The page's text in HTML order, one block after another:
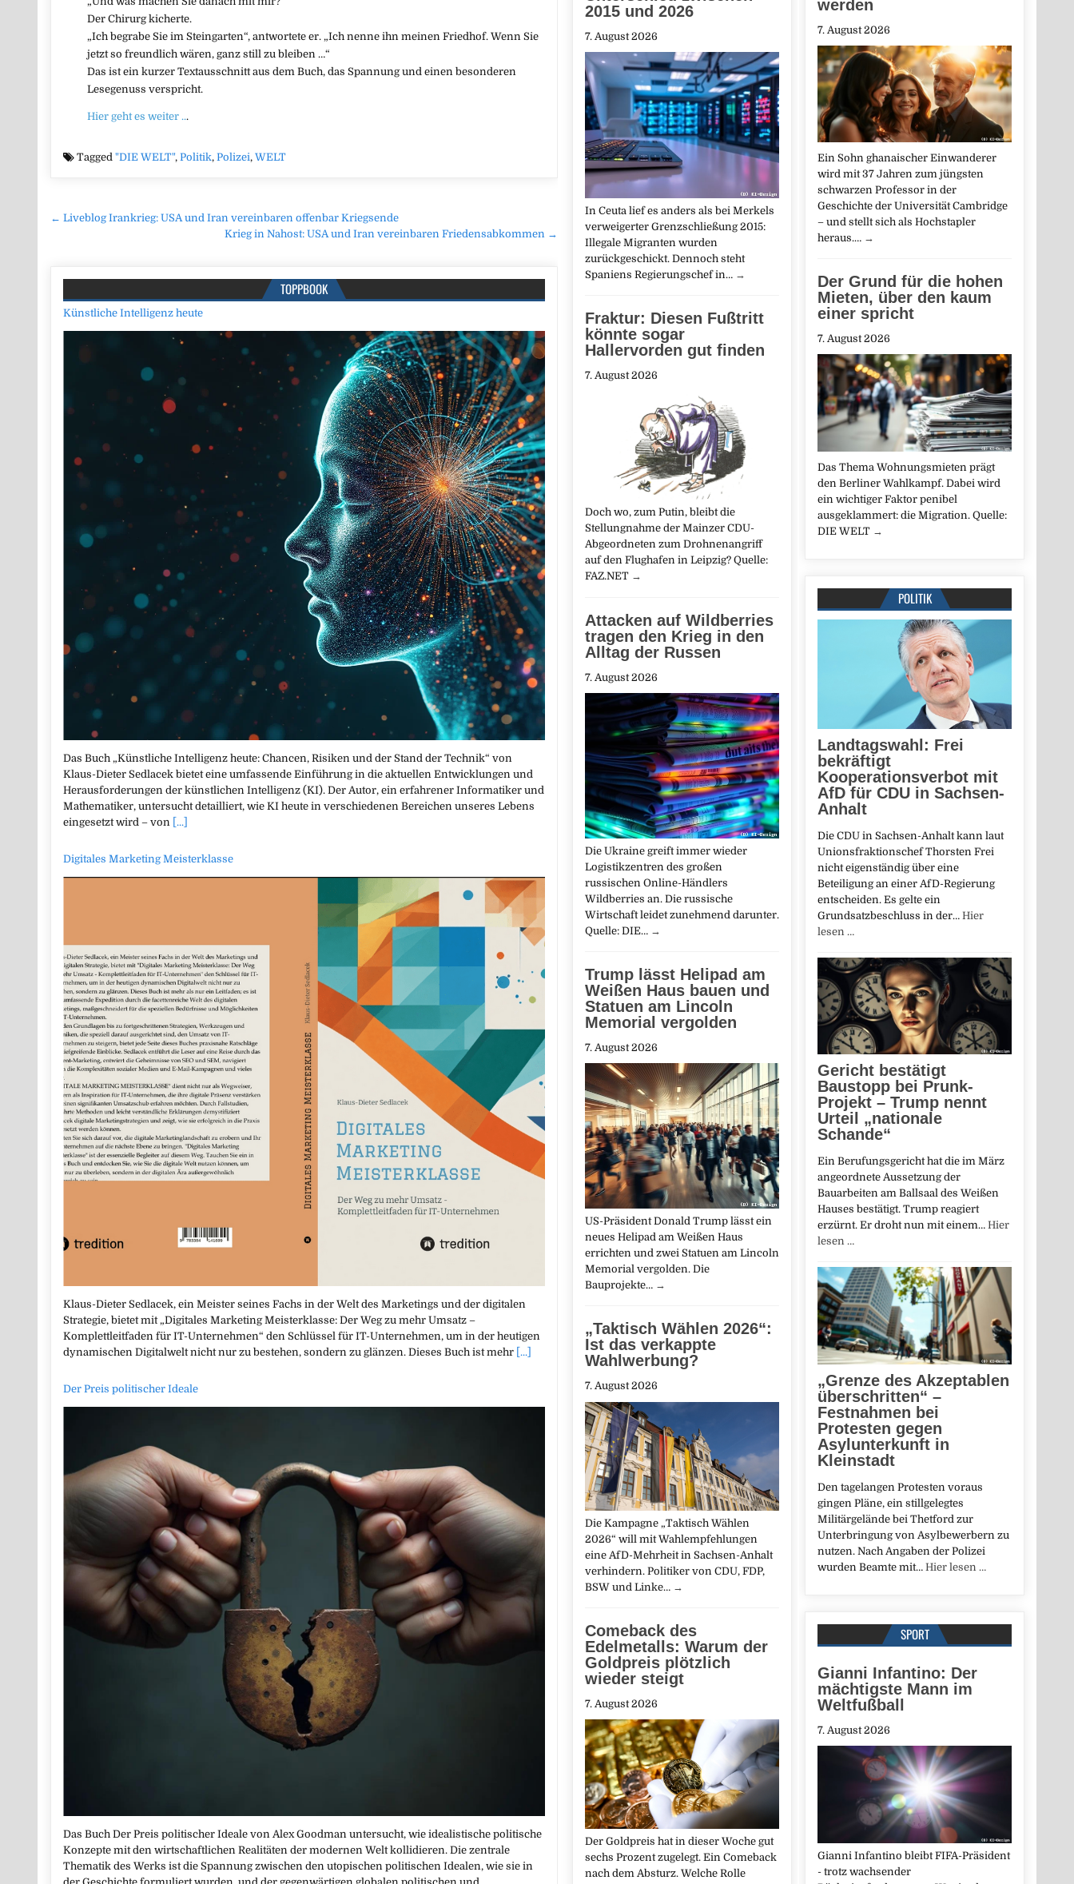
Der Chirurg kicherte.
„Ich begrabe Sie im Steingarten“, antwortete er. „Ich nenne ihn meinen Friedhof. Wenn Sie
jetzt so freundlich wären, ganz still zu bleiben …“
Das ist ein kurzer Textausschnitt aus dem Buch, das Spannung und einen besonderen
Lesegenuss verspricht.
Hier geht es weiter ...
Tagged"DIE WELT",Politik,Polizei,WELT
Beitragsnavigation
← Liveblog Irankrieg: USA und Iran vereinbaren offenbar Kriegsende
Krieg in Nahost: USA und Iran vereinbaren Friedensabkommen →
TOPPBOOK
Künstliche Intelligenz heute
Das Buch „Künstliche Intelligenz heute: Chancen, Risiken und der Stand der Technik“ von
Klaus-Dieter Sedlacek bietet eine umfassende Einführung in die aktuellen Entwicklungen und
Herausforderungen der künstlichen Intelligenz (KI). Der Autor, ein erfahrener Informatiker und
Mathematiker, untersucht detailliert, wie KI heute in verschiedenen Bereichen unseres Lebens
eingesetzt wird – von [...]
Digitales Marketing Meisterklasse
Klaus-Dieter Sedlacek, ein Meister seines Fachs in der Welt des Marketings und der digitalen
Strategie, bietet mit „Digitales Marketing Meisterklasse: Der Weg zu mehr Umsatz –
Komplettleitfaden für IT-Unternehmen“ den Schlüssel für IT-Unternehmen, um in der heutigen
dynamischen Digitalwelt nicht nur zu bestehen, sondern zu glänzen. Dieses Buch ist mehr [...]
Der Preis politischer Ideale
Das Buch Der Preis politischer Ideale von Alex Goodman untersucht, wie idealistische politische
Konzepte mit den wirtschaftlichen Realitäten der modernen Welt kollidieren. Die zentrale
Thematik des Werks ist die Spannung zwischen den utopischen politischen Idealen, wie sie in
der Geschichte formuliert wurden, und der gegenwärtigen globalen politischen und
werden
7. August 2026
Ein Sohn ghanaischer Einwanderer
wird mit 37 Jahren zum jüngsten
schwarzen Professor in der
Geschichte der Universität Cambridge
– und stellt sich als Hochstapler
heraus.… →
Der Grund für die hohen
Mieten, über den kaum
einer spricht
7. August 2026
Das Thema Wohnungsmieten prägt
den Berliner Wahlkampf. Dabei wird
ein wichtiger Faktor penibel
ausgeklammert: die Migration. Quelle:
DIE WELT →
POLITIK
Landtagswahl: Frei
bekräftigt
Kooperationsverbot mit
AfD für CDU in Sachsen-
Anhalt
Die CDU in Sachsen-Anhalt kann laut
Unionsfraktionschef Thorsten Frei
nicht eigenständig über eine
Beteiligung an einer AfD-Regierung
entscheiden. Es gelte ein
Grundsatzbeschluss in der… Hier
lesen …
Gericht bestätigt
Baustopp bei Prunk-
Projekt – Trump nennt
Urteil „nationale
Schande“
Ein Berufungsgericht hat die im März
angeordnete Aussetzung der
Bauarbeiten am Ballsaal des Weißen
Hauses bestätigt. Trump reagiert
erzürnt. Er droht nun mit einem… Hier
lesen …
„Grenze des Akzeptablen
überschritten“ –
Festnahmen bei
Protesten gegen
Asylunterkunft in
Kleinstadt
Den tagelangen Protesten voraus
gingen Pläne, ein stillgelegtes
Militärgelände bei Thetford zur
Unterbringung von Asylbewerbern zu
nutzen. Nach Angaben der Polizei
wurden Beamte mit… Hier lesen …
SPORT
Gianni Infantino: Der
mächtigste Mann im
Weltfußball
7. August 2026
Gianni Infantino bleibt FIFA-Präsident
- trotz wachsender
2015 und 2026
7. August 2026
In Ceuta lief es anders als bei Merkels
verweigerter Grenzschließung 2015:
Illegale Migranten wurden
zurückgeschickt. Dennoch steht
Spaniens Regierungschef in… →
Fraktur: Diesen Fußtritt
könnte sogar
Hallervorden gut finden
7. August 2026
Doch wo, zum Putin, bleibt die
Stellungnahme der Mainzer CDU-
Abgeordneten zum Drohnenangriff
auf den Flughafen in Leipzig? Quelle:
FAZ.NET →
Attacken auf Wildberries
tragen den Krieg in den
Alltag der Russen
7. August 2026
Die Ukraine greift immer wieder
Logistikzentren des großen
russischen Online-Händlers
Wildberries an. Die russische
Wirtschaft leidet zunehmend darunter.
Quelle: DIE… →
Trump lässt Helipad am
Weißen Haus bauen und
Statuen am Lincoln
Memorial vergolden
7. August 2026
US-Präsident Donald Trump lässt ein
neues Helipad am Weißen Haus
errichten und zwei Statuen am Lincoln
Memorial vergolden. Die
Bauprojekte… →
„Taktisch Wählen 2026“:
Ist das verkappte
Wahlwerbung?
7. August 2026
Die Kampagne „Taktisch Wählen
2026“ will mit Wahlempfehlungen
eine AfD-Mehrheit in Sachsen-Anhalt
verhindern. Politiker von CDU, FDP,
BSW und Linke… →
Comeback des
Edelmetalls: Warum der
Goldpreis plötzlich
wieder steigt
7. August 2026
Der Goldpreis hat in dieser Woche gut
sechs Prozent zugelegt. Ein Comeback
nach dem Absturz. Welche Rolle